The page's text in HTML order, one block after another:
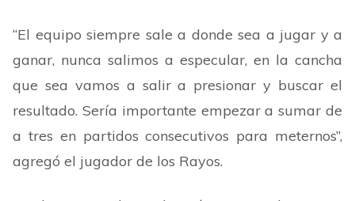
“El equipo siempre sale a donde sea a jugar y a
ganar, nunca salimos a especular, en la cancha
que sea vamos a salir a presionar y buscar el
resultado. Sería importante empezar a sumar de
a tres en partidos consecutivos para meternos”,
agregó el jugador de los Rayos.